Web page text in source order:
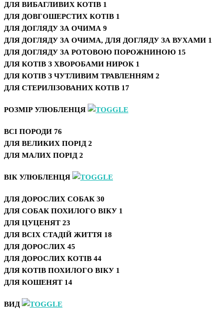
ДЛЯ ВИБАГЛИВИХ КОТІВ 1
ДЛЯ ДОВГОШЕРСТИХ КОТІВ 1
ДЛЯ ДОГЛЯДУ ЗА ОЧИМА 9
ДЛЯ ДОГЛЯДУ ЗА ОЧИМА, ДЛЯ ДОГЛЯДУ ЗА ВУХАМИ 1
ДЛЯ ДОГЛЯДУ ЗА РОТОВОЮ ПОРОЖНИНОЮ 15
ДЛЯ КОТІВ З ХВОРОБАМИ НИРОК 1
ДЛЯ КОТІВ З ЧУТЛИВИМ ТРАВЛЕННЯМ 2
ДЛЯ СТЕРИЛІЗОВАНИХ КОТІВ 17
РОЗМІР УЛЮБЛЕНЦЯ
ВСІ ПОРОДИ 76
ДЛЯ ВЕЛИКИХ ПОРІД 2
ДЛЯ МАЛИХ ПОРІД 2
ВІК УЛЮБЛЕНЦЯ
ДЛЯ ДОРОСЛИХ СОБАК 30
ДЛЯ СОБАК ПОХИЛОГО ВІКУ 1
ДЛЯ ЦУЦЕНЯТ 23
ДЛЯ ВСІХ СТАДІЙ ЖИТТЯ 18
ДЛЯ ДОРОСЛИХ 45
ДЛЯ ДОРОСЛИХ КОТІВ 44
ДЛЯ КОТІВ ПОХИЛОГО ВІКУ 1
ДЛЯ КОШЕНЯТ 14
ВИД